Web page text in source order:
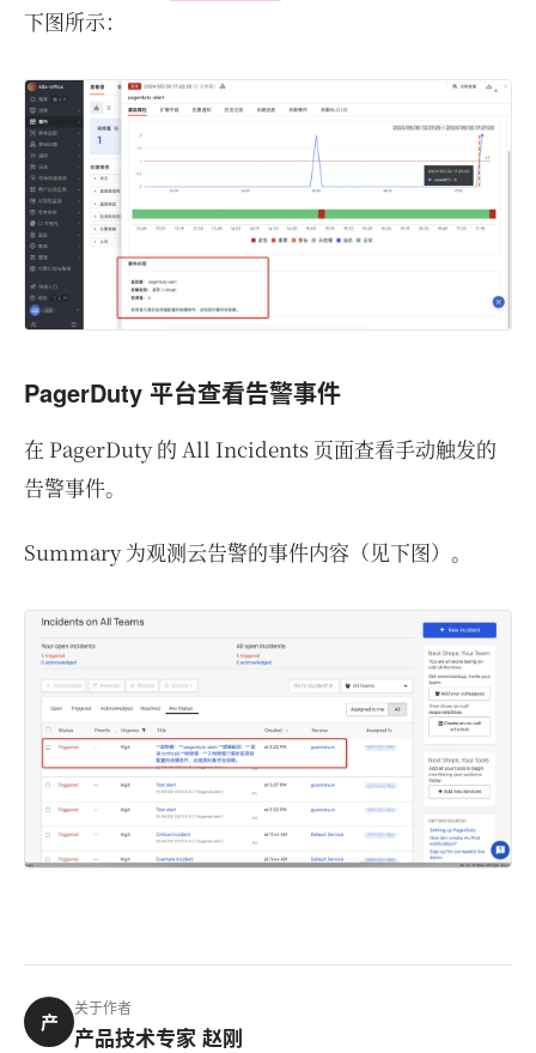
下图所示：
PagerDuty 平台查看告警事件
在 PagerDuty 的 All Incidents 页面查看手动触发的
告警事件。
Summary 为观测云告警的事件内容（见下图）。
产
关于作者
产品技术专家 赵刚